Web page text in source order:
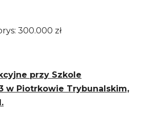
300.000 zł
przy Szkole
w Piotrkowie Trybunalskim,